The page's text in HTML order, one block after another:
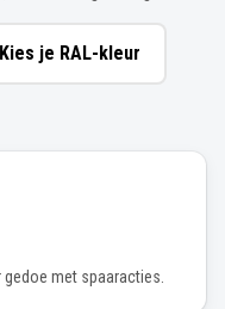
Kies je RAL-kleur
met spaaracties.